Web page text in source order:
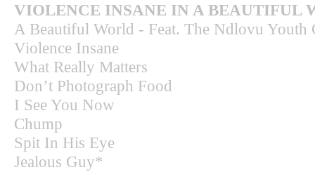
VIOLENCE INSANE IN A BEAUTIFUL
A Beautiful World - Feat. The Ndlovu Youth
Violence Insane
What Really Matters
Don’t Photograph Food
I See You Now
Chump
Spit In His Eye
Jealous Guy*